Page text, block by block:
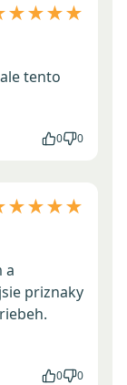
tento
0 0
a
priznaky
0 0